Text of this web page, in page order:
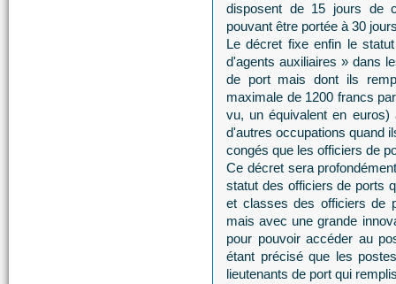
disposent de 15 jours de
pouvant être portée à 30
Le décret fixe enfin le
d'agents auxiliaires » dans
de port mais dont ils
maximale de 1200 francs
vu, un équivalent en
d'autres occupations quand
congés que les officiers de
Ce décret sera
statut des officiers de ports
et classes des officiers de
mais avec une grande
pour pouvoir accéder au
étant précisé que les
lieutenants de port qui